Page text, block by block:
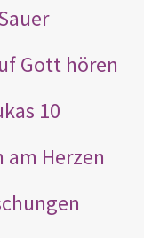
Gott hören
10
am Herzen